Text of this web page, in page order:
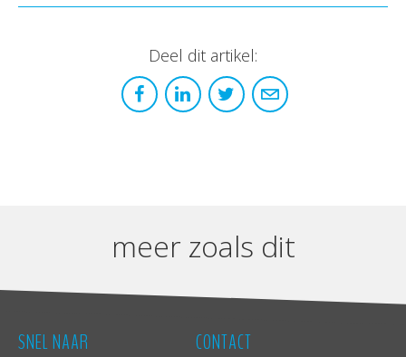
Deel dit artikel:
meer zoals dit
SNEL NAAR CONTACT